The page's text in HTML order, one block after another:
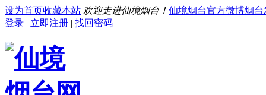
设为首页收藏本站 欢迎走进仙境烟台！ 仙境烟台官方微博烟台
登录 | 立即注册 | 找回密码